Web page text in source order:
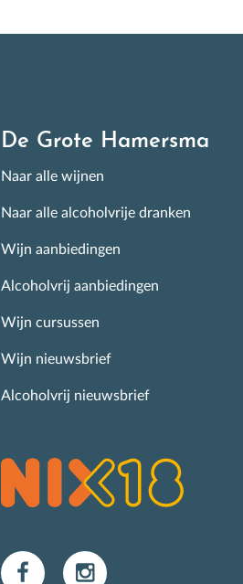
De Grote Hamersma
Naar alle wijnen
Naar alle alcoholvrije dranken
Wijn aanbiedingen
Alcoholvrij aanbiedingen
Wijn cursussen
Wijn nieuwsbrief
Alcoholvrij nieuwsbrief